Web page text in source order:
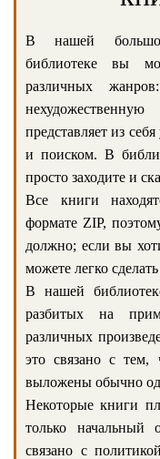
В нашей большой
библиотеке вы
различных
представляет из
и поиском. В
просто заходите и
Все книги
формате ZIP,
должно; если вы
можете легко
В нашей
разбитых на
различных
это связано с тем,
выложены обычно
Некоторые книги
только начальный
связано с